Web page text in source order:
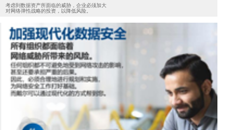
考虑到数据资产所面临的威胁，企业必须加大
对网络弹性战略的投资，以降低风险。